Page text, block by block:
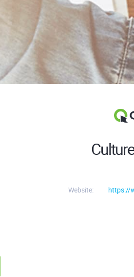
Website: https://